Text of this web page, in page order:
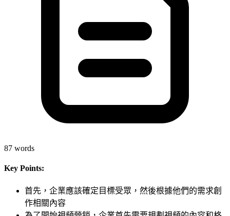
87 words
Key Points:
首先，企業應該確定目標受眾，然後根據他們的需求創
作相關內容